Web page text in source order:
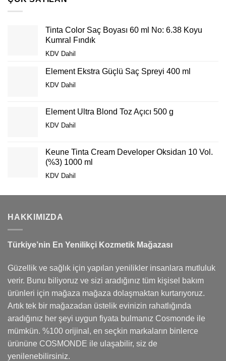
₺63,00.
₺38,00.
Tinta Color Saç Boyası 60 ml No: 6.38 Koyu
Kumral Fındık
Original
was:
₺86,90.
Current
is:
₺61,90.
KDV Dahil
Element Ekstra Güçlü Saç Spreyi 400 ml
Original
₺48,00.
Current
₺39,90.
KDV Dahil
Element Ultra Blond Toz Açıcı 500 g
Original
₺249,00.
Current
₺149,00.
KDV Dahil
Keune Tinta Cream Developer Oksidan 10 Vol.
(%3) 1000 ml
Original
was:
Current
is:
KDV Dahil
HAKKIMIZDA
Türkiye’nin En Yenilikçi Kozmetik Mağazası
Güzellik ve sağlık için yapılan yenilikler insanlara mutluluk
verir. Bunu biliyoruz ve sizi aradığınız tüm kişisel bakım
ürünleri için mağaza mağaza dolaşmaktan kurtarıyoruz.
Artık tek bir mağazadan üstelik evinizin rahatlığında
aradığınız her şeyi uygun fiyata bulmanız Cosmonde ile
mümkün. %100 orijinal, en seçkin markaların binlerce
ürününe COSMONDE ile ulaşabilir, siz de
yenilenebilirsiniz.